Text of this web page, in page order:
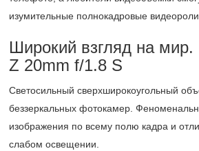
изумительные полнокадровые
Широкий взгляд на мир.
Z 20mm f/1.8 S
Светосильный сверхширокоугольный
беззеркальных фотокамер.
изображения по всему полю кадра и
слабом освещении.